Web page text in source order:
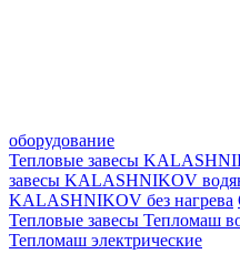
оборудование
Тепловые завесы
завесы KALASHNIKOV
KALASHNIKOV без нагрева
Тепловые завесы Тепломаш
Тепломаш электрические